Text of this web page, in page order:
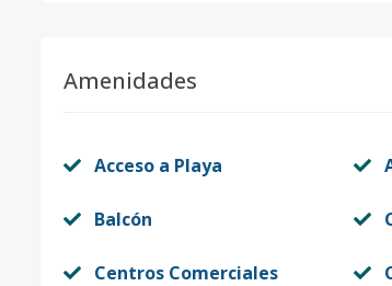
Amenidades
Acceso a Playa
Balcón
Centros Comerciales